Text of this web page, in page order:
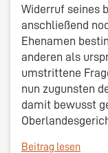
Widerruf seines
anschließend
Ehenamen
anderen als
umstrittene
nun zugunsten
damit bewusst
Beitrag lesen